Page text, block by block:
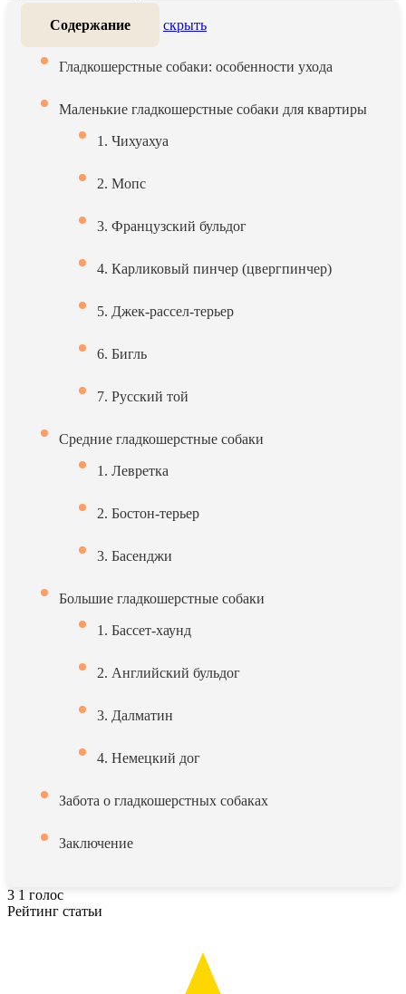
Содержание скрыть
Гладкошерстные собаки: особенности ухода
Маленькие гладкошерстные собаки для квартиры
1. Чихуахуа
2. Мопс
3. Французский бульдог
4. Карликовый пинчер (цвергпинчер)
5. Джек-рассел-терьер
6. Бигль
7. Русский той
Средние гладкошерстные собаки
1. Левретка
2. Бостон-терьер
3. Басенджи
Большие гладкошерстные собаки
1. Бассет-хаунд
2. Английский бульдог
3. Далматин
4. Немецкий дог
Забота о гладкошерстных собаках
Заключение
3 1 голос
Рейтинг статьи